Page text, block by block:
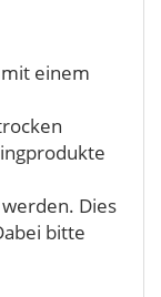
einem
Dies
bitte